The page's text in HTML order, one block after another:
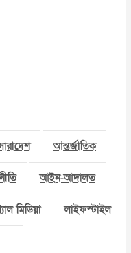
আন্তর্জাতিক
আইন-আদালত
মিডিয়া লাইফস্টাইল